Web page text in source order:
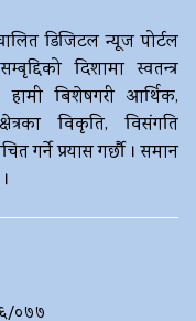
डिजिटल न्यूज पोर्टल
दिशामा स्वतन्त्र
हामी बिशेषगरी आर्थिक,
विकृति, विसंगति
गर्ने प्रयास गर्छौ । समान
०७७